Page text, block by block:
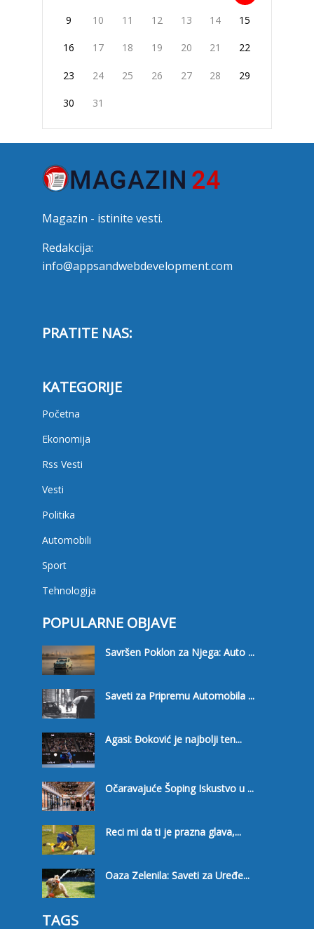
9 10 11 12 13 14 15
16 17 18 19 20 21 22
23 24 25 26 27 28 29
30 31
Magazin - istinite vesti.
Redakcija:
info@appsandwebdevelopment.com
PRATITE NAS:
KATEGORIJE
Početna
Ekonomija
Rss Vesti
Vesti
Politika
Automobili
Sport
Tehnologija
POPULARNE OBJAVE
Savršen Poklon za Njega: Auto ...
Saveti za Pripremu Automobila ...
Agasi: Đoković je najbolji ten...
Očaravajuće Šoping Iskustvo u ...
Reci mi da ti je prazna glava,...
Oaza Zelenila: Saveti za Uređe...
TAGS